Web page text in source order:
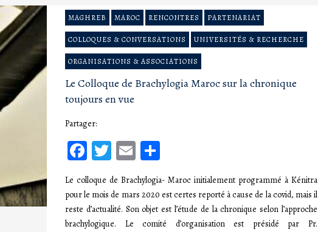
MAGHREB MAROC RENCONTRES PARTENARIAT
COLLOQUES & CONVERSATIONS UNIVERSITÉS & RECHERCHE
ORGANISATIONS & ASSOCIATIONS
Le Colloque de Brachylogia Maroc sur la chronique
toujours en vue
Partager:
Facebook
Twitter
Email
Le colloque de Brachylogia- Maroc initialement programmé à Kénitra
pour le mois de mars 2020 est certes reporté à cause de la covid, mais il
reste d’actualité. Son objet est l’étude de la chronique selon l’approche
brachylogique. Le comité d’organisation est présidé par Pr.